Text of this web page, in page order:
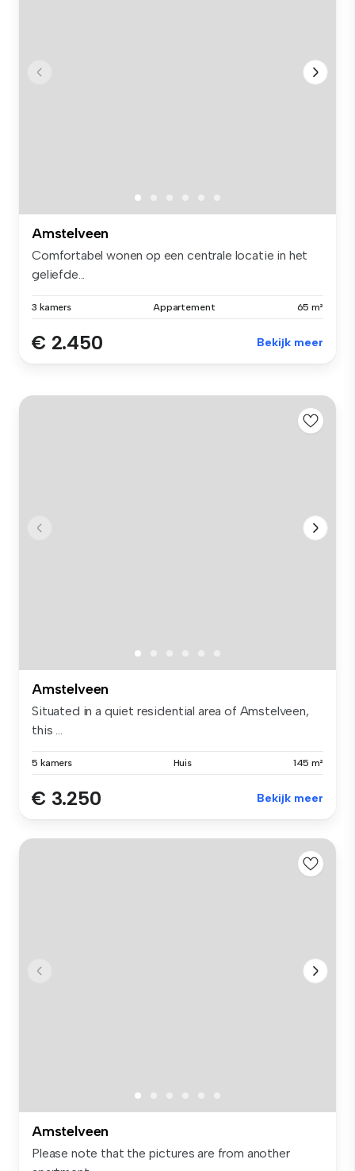
Amstelveen
Comfortabel wonen op een centrale locatie in het
geliefde...
3 kamers Appartement 65 m²
€ 2.450 Bekijk meer
Amstelveen
Situated in a quiet residential area of Amstelveen,
this ...
5 kamers Huis 145 m²
€ 3.250 Bekijk meer
Amstelveen
Please note that the pictures are from another